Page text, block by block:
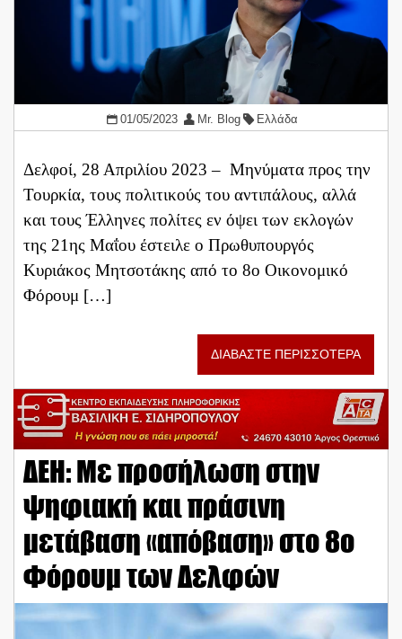
01/05/2023 Mr. Blog Ελλάδα
Δελφοί, 28 Απριλίου 2023 – Μηνύματα προς την
Τουρκία, τους πολιτικούς του αντιπάλους, αλλά
και τους Έλληνες πολίτες εν όψει των εκλογών
της 21ης Μαΐου έστειλε ο Πρωθυπουργός
Κυριάκος Μητσοτάκης από το 8o Οικονομικό
Φόρουμ […]
ΔΙΑΒΑΣΤΕ ΠΕΡΙΣΣΟΤΕΡΑ
ΔΕH: Με προσήλωση στην
ψηφιακή και πράσινη
μετάβαση «απόβαση» στο 8ο
Φόρουμ των Δελφών